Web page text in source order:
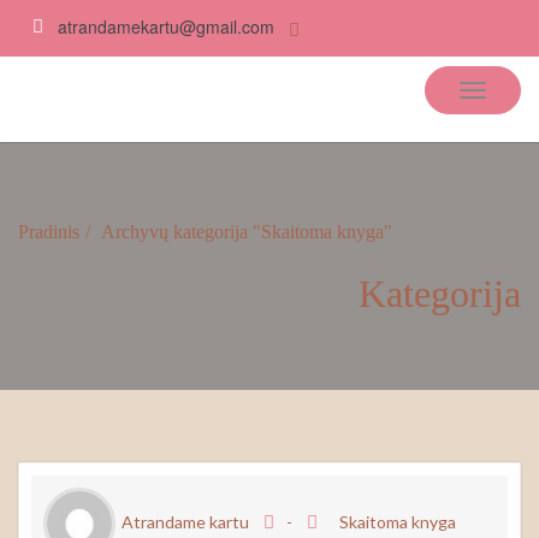
atrandamekartu@gmail.com
Pradinis Archyvų kategorija "Skaitoma knyga"
Kategorija
Atrandame kartu - Skaitoma knyga